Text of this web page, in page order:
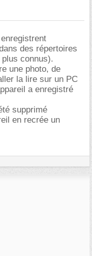
des répertoires
connus).
une photo, de
la lire sur un PC
a enregistré
supprimé
en recrée un